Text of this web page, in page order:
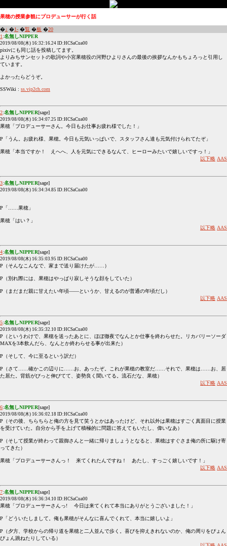
果穂の授業参観にプロデューサーが行く話
�↓ �1- �覧 �板 �20
1 :名無しNIPPER
2019/08/08(木) 16:32:16.24 ID:HCSaCua00
pixivにも同じ話を投稿してます。
よりみちサンセットの歌詞や小宮果穂役の河野ひよりさんの最後の挨拶なんかもちょろっと引用し
ています。
よかったらどうぞ。
SSWiki : ss.vip2ch.com
2:名無しNIPPER[sage]
2019/08/08(木) 16:34:07.25 ID:HCSaCua00
果穂「プロデューサーさん。今日もお仕事お疲れ様でした！」
P「うん。お疲れ様、果穂。今日も元気いっぱいで、スタッフさん達も元気付けられてたぞ」
果穂「本当ですか！ えへへ、人を元気にできるなんて、ヒーローみたいで嬉しいですっ！」
以下略 AAS
3:名無しNIPPER[sage]
2019/08/08(木) 16:34:34.85 ID:HCSaCua00
P「……果穂」
果穂「はい？」
以下略 AAS
4:名無しNIPPER[sage]
2019/08/08(木) 16:35:03.95 ID:HCSaCua00
P（そんなこんなで、家まで送り届けたが……）
P（別れ際には、果穂はやっぱり寂しそうな顔をしていた）
P（まだまだ親に甘えたい年頃――というか、甘えるのが普通の年頃だし）
以下略 AAS
5:名無しNIPPER[sage]
2019/08/08(木) 16:35:32.10 ID:HCSaCua00
P（というわけで、果穂を送ったあとに、ほぼ徹夜でなんとか仕事を終わらせた。リカバリーソーダ
MAXを3本飲んだら、なんとか終わらせる事が出来た）
P（そして、今に至るという訳だ）
P（さて……確かこの辺りに……お、あったぞ。これが果穂の教室だ……それで、果穂は……お、居
た居た。背筋がびっと伸びてて、姿勢良く聞いてる。流石だな、果穂）
以下略 AAS
6:名無しNIPPER[sage]
2019/08/08(木) 16:36:02.18 ID:HCSaCua00
P（その後、ちらちらと俺の方を見て笑うとかはあったけど、それ以外は果穂はすごく真面目に授業
を受けていた。自分から手を上げて積極的に問題に答えてもいたし、偉いなあ）
P（そして授業が終わって親御さんと一緒に帰りましょうとなると、果穂はすぐさま俺の所に駆け寄
ってきた）
果穂「プロデューサーさんっ！ 来てくれたんですね！ あたし、すっごく嬉しいです！」
以下略 AAS
7:名無しNIPPER[sage]
2019/08/08(木) 16:36:34.10 ID:HCSaCua00
果穂「プロデューサーさんっ! 今日は来てくれて本当にありがとうございました！」
P「どういたしまして。俺も果穂がそんなに喜んでくれて、本当に嬉しいよ」
P（夕方、学校からの帰り道を果穂と二人並んで歩く。喜びを抑えきれないのか、俺の周りをぴょん
ぴょん跳ねたりしている）